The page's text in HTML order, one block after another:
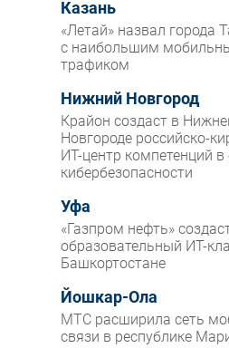
Казань
«Летай» назвал города
с наибольшим
трафиком
Нижний Новгород
Крайон создаст в
Новгороде российско-
ИТ-центр компетенций в
кибербезопасности
Уфа
«Газпром нефть»
образовательный ИТ-
Башкортостане
Йошкар-Ола
МТС расширила сеть
связи в республике